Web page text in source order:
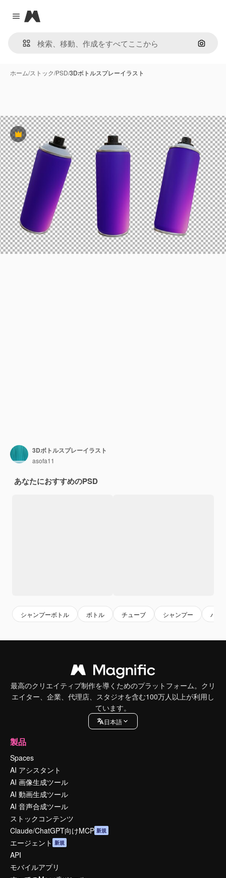
Close menu
Magnific
画像で
ホーム/ストック/PSD/3Dボトルスプレーイラスト
Premium
3Dボトルスプレーイラスト
asofa11
あなたにおすすめのPSD
シャンプーボトル ボトル チューブ シャンプー パッ
最高のクリエイティブ制作を導くためのプラットフォーム。クリ
エイター、企業、代理店、スタジオを含む100万人以上が利用し
ています。
日本語
製品
Spaces
AI アシスタント
AI 画像生成ツール
AI 動画生成ツール
AI 音声合成ツール
ストックコンテンツ
Claude/ChatGPT向けMCP 新規
エージェント 新規
API
モバイルアプリ